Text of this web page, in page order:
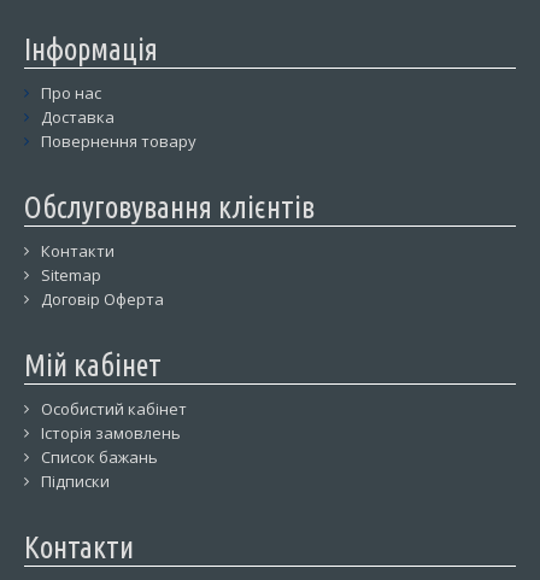
Інформація
Про нас
Доставка
Повернення товару
Обслуговування клієнтів
Контакти
Sitemap
Договір Оферта
Мій кабінет
Особистий кабінет
Історія замовлень
Список бажань
Підписки
Контакти